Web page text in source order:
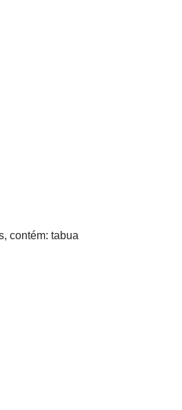
contém: tabua